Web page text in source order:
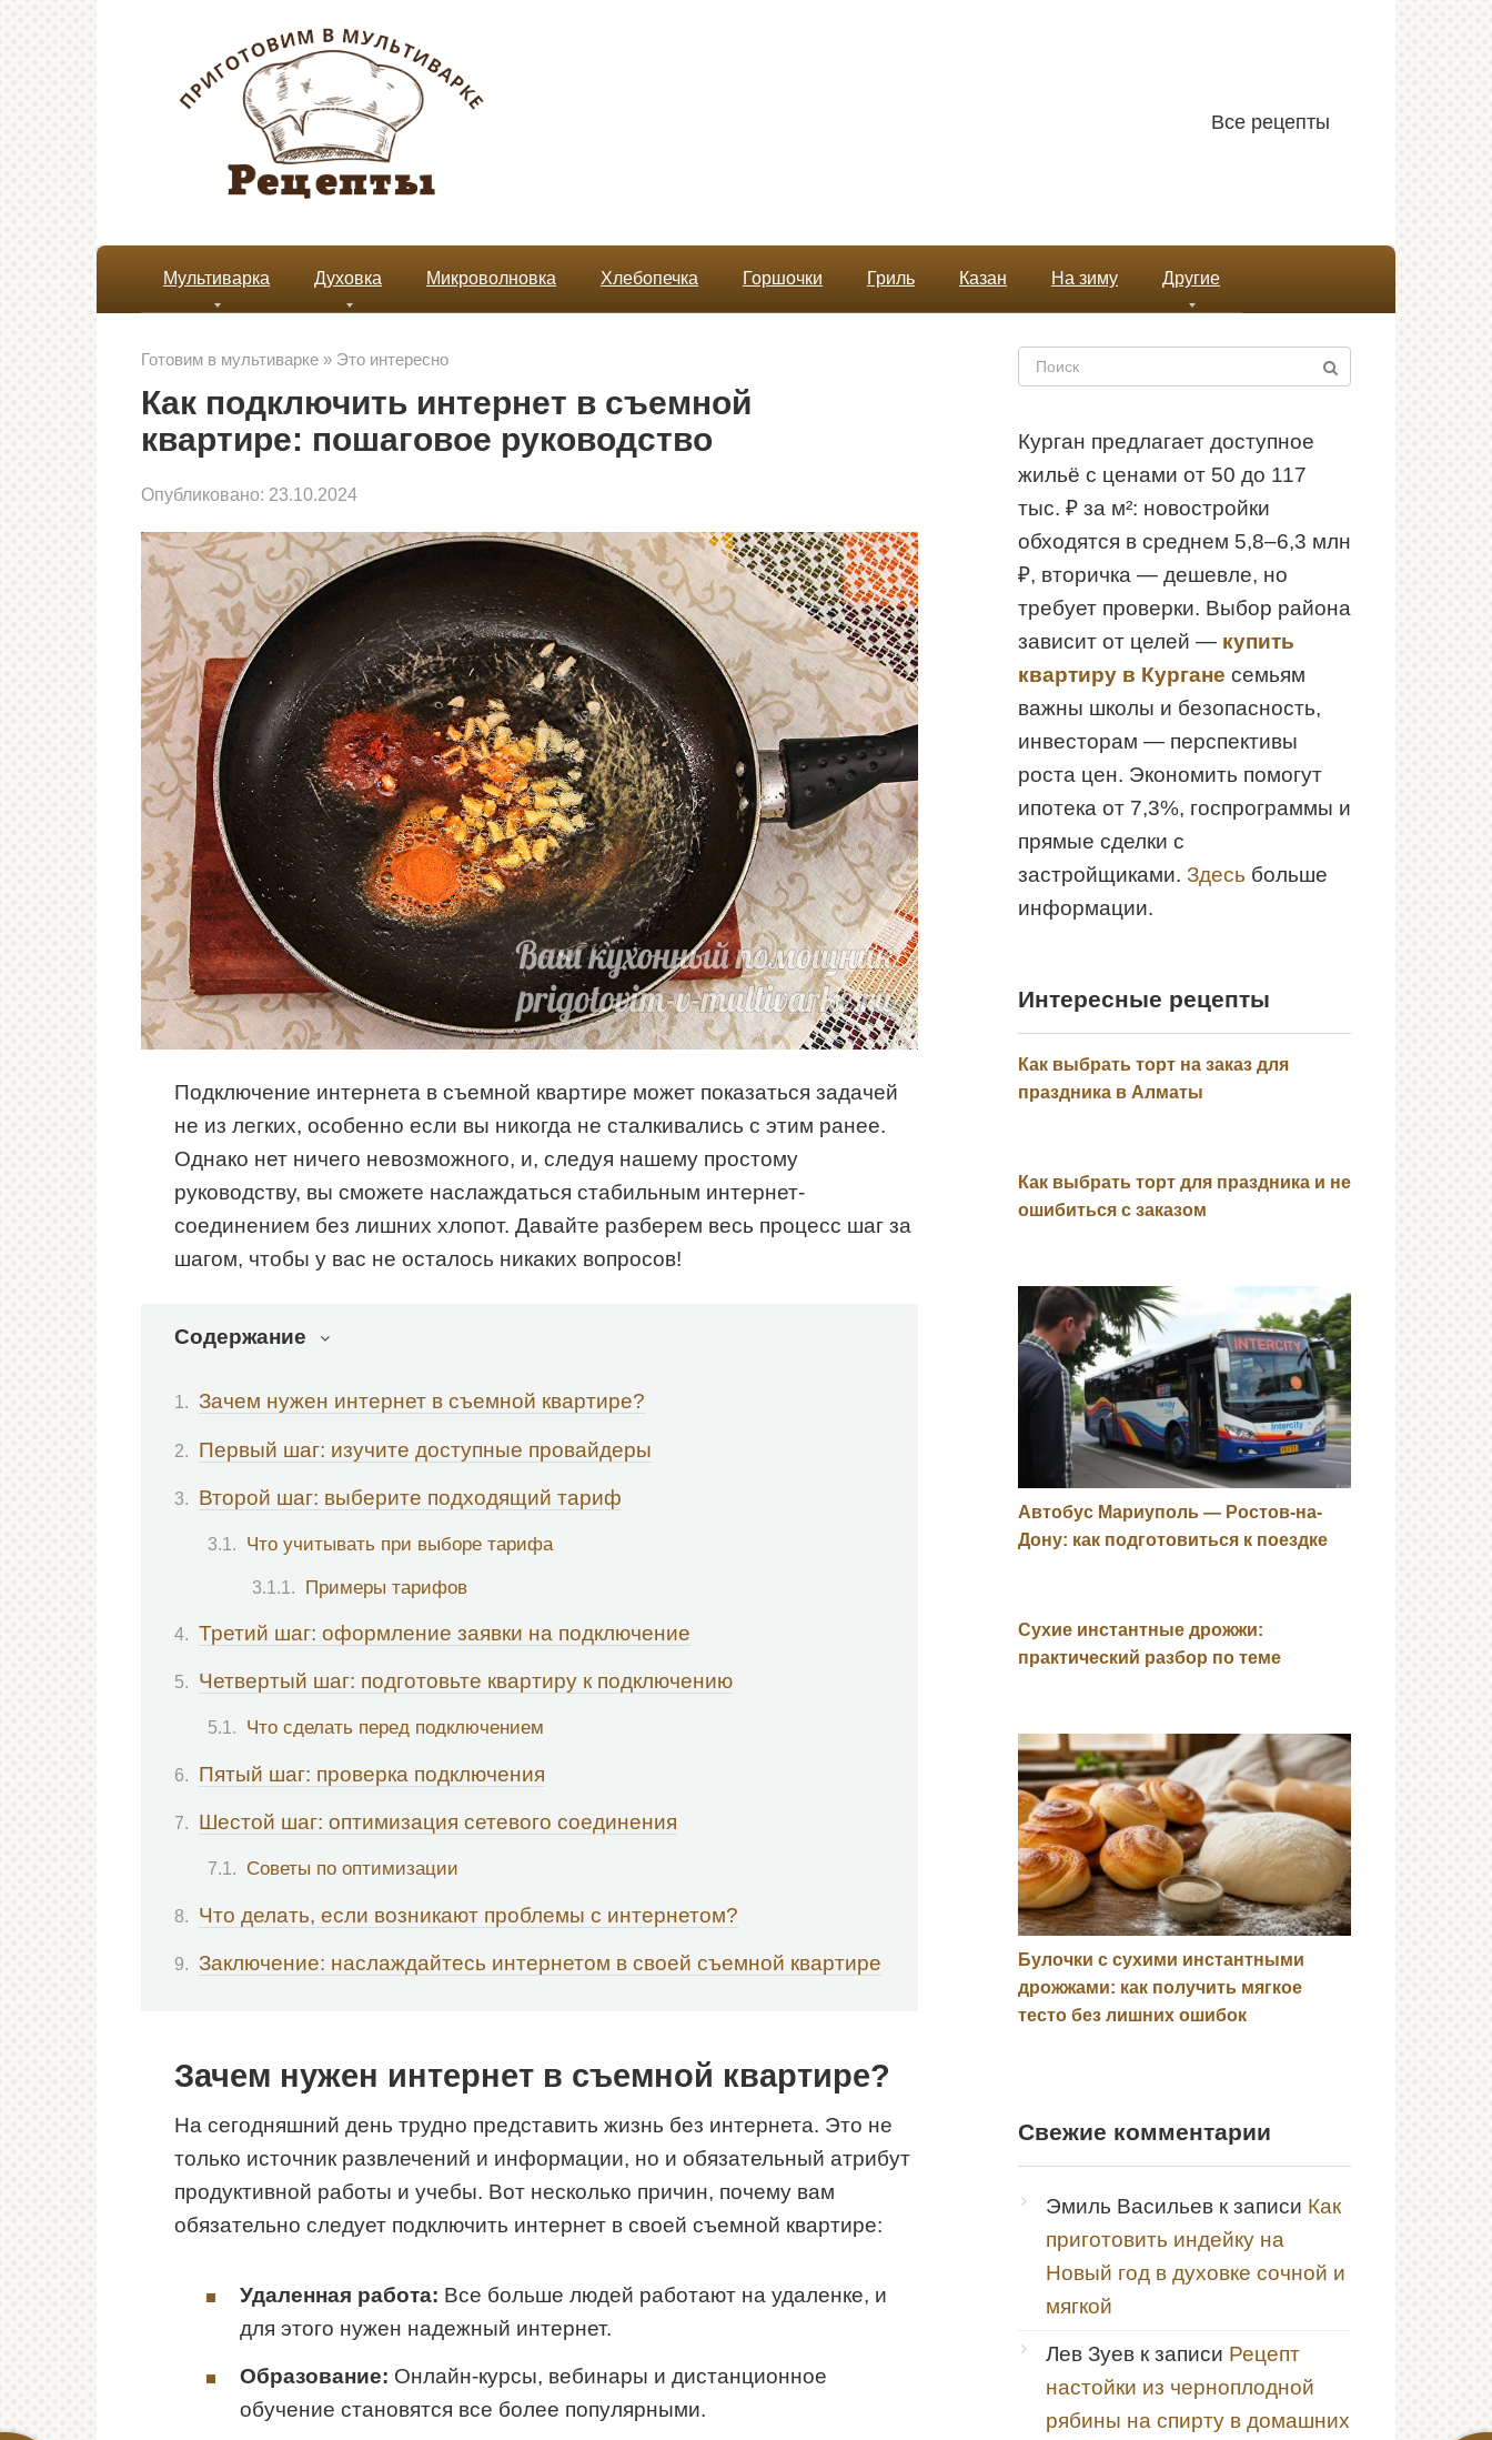
Все рецепты
Мультиварка Духовка Микроволновка Хлебопечка Горшочки Гриль Казан На зиму Другие
Готовим в мультиварке » Это интересно
Как подключить интернет в съемной
квартире: пошаговое руководство
Опубликовано: 23.10.2024
Подключение интернета в съемной квартире может показаться задачей
не из легких, особенно если вы никогда не сталкивались с этим ранее.
Однако нет ничего невозможного, и, следуя нашему простому
руководству, вы сможете наслаждаться стабильным интернет-
соединением без лишних хлопот. Давайте разберем весь процесс шаг за
шагом, чтобы у вас не осталось никаких вопросов!
Содержание
Зачем нужен интернет в съемной квартире?
Первый шаг: изучите доступные провайдеры
Второй шаг: выберите подходящий тариф
Что учитывать при выборе тарифа
Примеры тарифов
Третий шаг: оформление заявки на подключение
Четвертый шаг: подготовьте квартиру к подключению
Что сделать перед подключением
Пятый шаг: проверка подключения
Шестой шаг: оптимизация сетевого соединения
Советы по оптимизации
Что делать, если возникают проблемы с интернетом?
Заключение: наслаждайтесь интернетом в своей съемной квартире
Зачем нужен интернет в съемной квартире?
На сегодняшний день трудно представить жизнь без интернета. Это не
только источник развлечений и информации, но и обязательный атрибут
продуктивной работы и учебы. Вот несколько причин, почему вам
обязательно следует подключить интернет в своей съемной квартире:
Удаленная работа: Все больше людей работают на удаленке, и
для этого нужен надежный интернет.
Образование: Онлайн-курсы, вебинары и дистанционное
обучение становятся все более популярными.
Поиск:
Курган предлагает доступное
жильё с ценами от 50 до 117
тыс. ₽ за м²: новостройки
обходятся в среднем 5,8–6,3 млн
₽, вторичка — дешевле, но
требует проверки. Выбор района
зависит от целей — купить
квартиру в Кургане семьям
важны школы и безопасность,
инвесторам — перспективы
роста цен. Экономить помогут
ипотека от 7,3%, госпрограммы и
прямые сделки с
застройщиками. Здесь больше
информации.
Интересные рецепты
Как выбрать торт на заказ для
праздника в Алматы
Как выбрать торт для праздника и не
ошибиться с заказом
Автобус Мариуполь — Ростов-на-
Дону: как подготовиться к поездке
Сухие инстантные дрожжи:
практический разбор по теме
Булочки с сухими инстантными
дрожжами: как получить мягкое
тесто без лишних ошибок
Свежие комментарии
Эмиль Васильев к записи Как
приготовить индейку на
Новый год в духовке сочной и
мягкой
Лев Зуев к записи Рецепт
настойки из черноплодной
рябины на спирту в домашних